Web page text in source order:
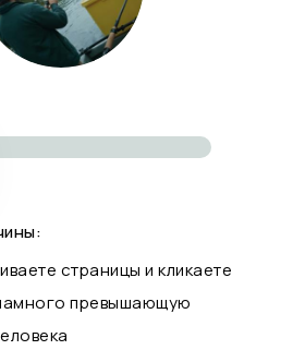
страницы и кликаете
превышающую